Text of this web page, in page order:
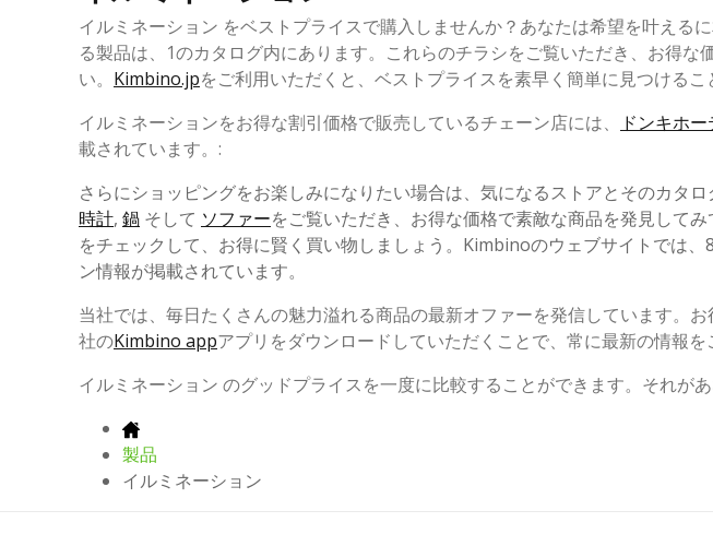
イルミネーション をベストプライスで購入しませんか？あなたは希望を叶える
る製品は、1のカタログ内にあります。これらのチラシをご覧いただき、お得な
い。 Kimbino.jpをご利用いただくと、ベストプライスを素早く簡単に見つけるこ
イルミネーションをお得な割引価格で販売しているチェーン店には、
ドンキホー
載されています。:
さらにショッピングをお楽しみになりたい場合は、気になるストアとそのカタロ
時計, 鍋 そして ソファーをご覧いただき、お得な価格で素敵な商品を発見して
をチェックして、お得に賢く買い物しましょう。Kimbinoのウェブサイトでは
ン情報が掲載されています。
当社では、毎日たくさんの魅力溢れる商品の最新オファーを発信しています。
社のKimbino appアプリをダウンロードしていただくことで、常に最新の情報を
イルミネーション のグッドプライスを一度に比較することができます。それが
製品
イルミネーション